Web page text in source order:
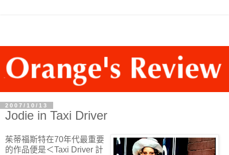
2007/10/13
Jodie in Taxi Driver
茱蒂福斯特在70年代最重要
的作品便是＜Taxi Driver 計